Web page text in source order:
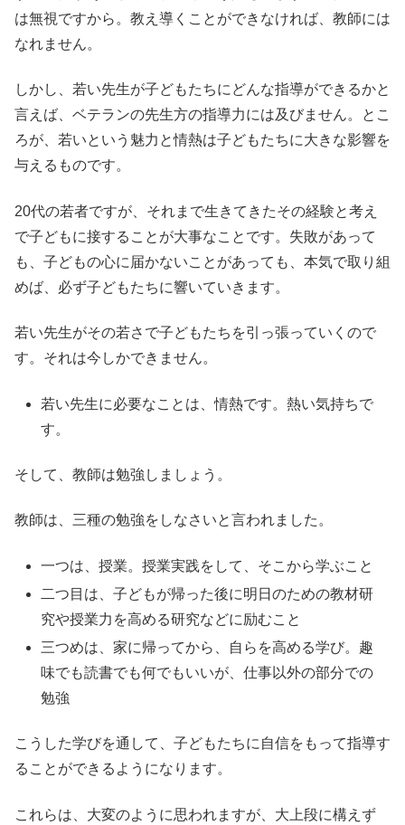
は無視ですから。教え導くことができなければ、教師には
なれません。
しかし、若い先生が子どもたちにどんな指導ができるかと
言えば、ベテランの先生方の指導力には及びません。とこ
ろが、若いという魅力と情熱は子どもたちに大きな影響を
与えるものです。
20代の若者ですが、それまで生きてきたその経験と考え
で子どもに接することが大事なことです。失敗があって
も、子どもの心に届かないことがあっても、本気で取り組
めば、必ず子どもたちに響いていきます。
若い先生がその若さで子どもたちを引っ張っていくので
す。それは今しかできません。
若い先生に必要なことは、情熱です。熱い気持ちで
す。
そして、教師は勉強しましょう。
教師は、三種の勉強をしなさいと言われました。
一つは、授業。授業実践をして、そこから学ぶこと
二つ目は、子どもが帰った後に明日のための教材研
究や授業力を高める研究などに励むこと
三つめは、家に帰ってから、自らを高める学び。趣
味でも読書でも何でもいいが、仕事以外の部分での
勉強
こうした学びを通して、子どもたちに自信をもって指導す
ることができるようになります。
これらは、大変のように思われますが、大上段に構えず